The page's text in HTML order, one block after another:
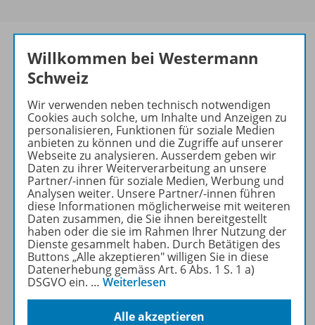
Produktinformationen
Beschreibung
Zugehörige Produkte
Inhaltsverzeichnis
Benachrichtigungs-Service
Willkommen bei Westermann
Schweiz
Wir verwenden neben technisch notwendigen
Cookies auch solche, um Inhalte und Anzeigen zu
personalisieren, Funktionen für soziale Medien
anbieten zu können und die Zugriffe auf unserer
Webseite zu analysieren. Ausserdem geben wir
Daten zu ihrer Weiterverarbeitung an unsere
Partner/-innen für soziale Medien, Werbung und
Analysen weiter. Unsere Partner/-innen führen
diese Informationen möglicherweise mit weiteren
Daten zusammen, die Sie ihnen bereitgestellt
haben oder die sie im Rahmen Ihrer Nutzung der
Dienste gesammelt haben. Durch Betätigen des
Buttons „Alle akzeptieren" willigen Sie in diese
Datenerhebung gemäss Art. 6 Abs. 1 S. 1 a)
DSGVO ein. … Weiterlesen
Alle akzeptieren